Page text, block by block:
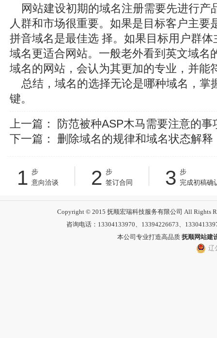
网站建设初期的域名注册需要先进行产
人群和市场很重要。如果是目标客户主要
拼音域名是最佳选 择。如果目标用户群
域名更适合网站。一般老外看到英文域名
域名的网站，会认为其更加的专业，并能
总结，域名的选择无论是哪种域名，掌
键。
上一篇： 防范被种ASP木马需要注意的事
下一篇： 删除域名的规律和域名状态解释
1 步
意向洽谈
2 步
签订合同
3 步
完成初稿确
Copyright © 2015 抚顺宏瑞科技服务有限公司 All Rights
咨询电话：13304133970、13394226673、
本公司专业打造高品质 抚顺网站建
辽